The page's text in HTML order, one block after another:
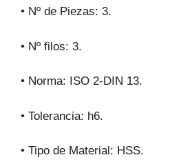
• Nº de Piezas: 3.
• Nº filos: 3.
• Norma: ISO 2-DIN 13.
• Tolerancia: h6.
• Tipo de Material: HSS.